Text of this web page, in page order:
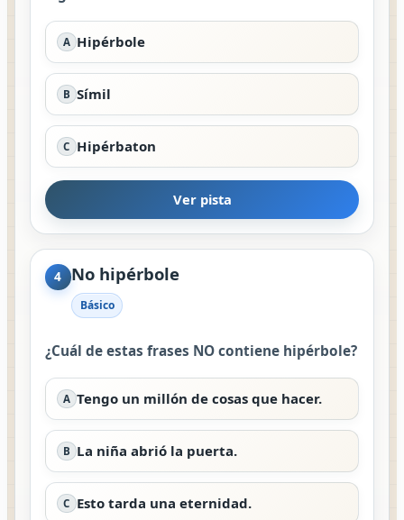
A Hipérbole
B Símil
C Hipérbaton
Ver pista
4 No hipérbole
Básico
¿Cuál de estas frases NO contiene hipérbole?
A Tengo un millón de cosas que hacer.
B La niña abrió la puerta.
C Esto tarda una eternidad.